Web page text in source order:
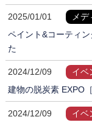
2025/01/01
メデ
ペイント&コーティ
た
2024/12/09
イベ
建物の脱炭素 EXPO
2024/12/09
イベ